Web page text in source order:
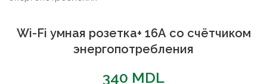
Wi-Fi умная розетка+ 16А со счётчиком
энергопотребления
340 MDL